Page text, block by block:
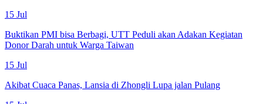
15 Jul
Buktikan PMI bisa Berbagi, UTT Peduli akan Adakan Kegiatan
Donor Darah untuk Warga Taiwan
15 Jul
Akibat Cuaca Panas, Lansia di Zhongli Lupa jalan Pulang